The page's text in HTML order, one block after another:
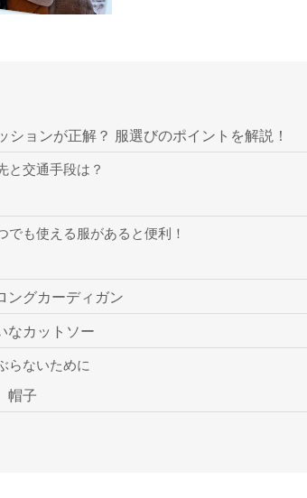
ションが正解？ 服選びのポイントを解説！
と交通手段は？
も使える服があると便利！
ングカーディガン
なカットソー
らないために
帽子